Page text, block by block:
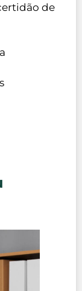
de